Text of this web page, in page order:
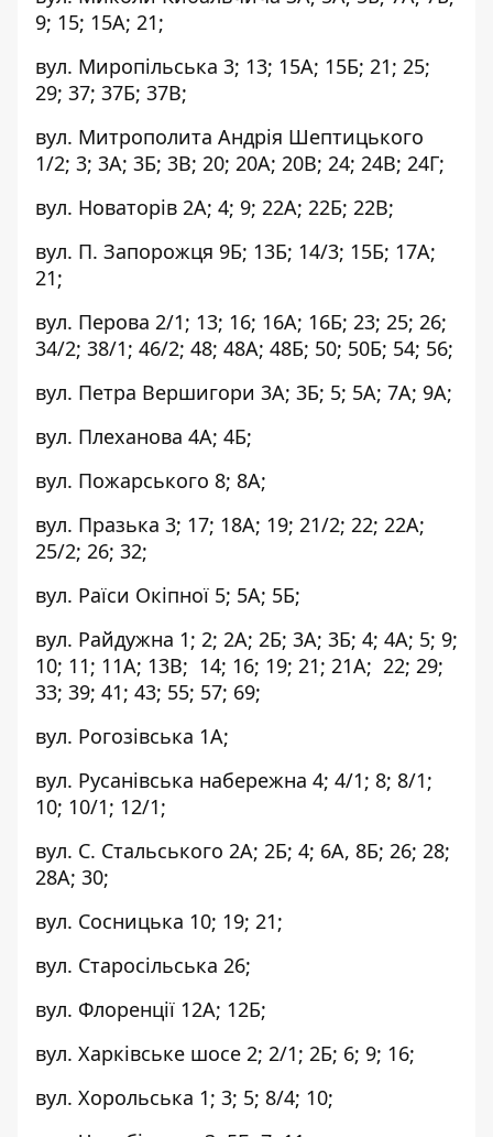
9; 15; 15А; 21;
вул. Миропільська 3; 13; 15А; 15Б; 21; 25;
29; 37; 37Б; 37В;
вул. Митрополита Андрія Шептицького
1/2; 3; 3А; 3Б; 3В; 20; 20А; 20В; 24; 24В; 24Г;
вул. Новаторів 2А; 4; 9; 22А; 22Б; 22В;
вул. П. Запорожця 9Б; 13Б; 14/3; 15Б; 17А;
21;
вул. Перова 2/1; 13; 16; 16А; 16Б; 23; 25; 26;
34/2; 38/1; 46/2; 48; 48А; 48Б; 50; 50Б; 54; 56;
вул. Петра Вершигори 3А; 3Б; 5; 5А; 7А; 9А;
вул. Плеханова 4А; 4Б;
вул. Пожарського 8; 8А;
вул. Празька 3; 17; 18А; 19; 21/2; 22; 22А;
25/2; 26; 32;
вул. Раїси Окіпної 5; 5А; 5Б;
вул. Райдужна 1; 2; 2А; 2Б; 3А; 3Б; 4; 4А; 5; 9;
10; 11; 11А; 13В; 14; 16; 19; 21; 21А; 22; 29;
33; 39; 41; 43; 55; 57; 69;
вул. Рогозівська 1А;
вул. Русанівська набережна 4; 4/1; 8; 8/1;
10; 10/1; 12/1;
вул. С. Стальського 2А; 2Б; 4; 6А, 8Б; 26; 28;
28А; 30;
вул. Сосницька 10; 19; 21;
вул. Старосільська 26;
вул. Флоренції 12А; 12Б;
вул. Харківське шосе 2; 2/1; 2Б; 6; 9; 16;
вул. Хорольська 1; 3; 5; 8/4; 10;